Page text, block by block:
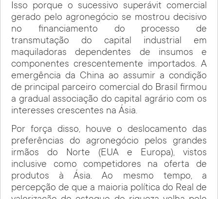
Isso porque o sucessivo superávit comercial
gerado pelo agronegócio se mostrou decisivo
no financiamento do processo de
transmutação do capital industrial em
maquiladoras dependentes de insumos e
componentes crescentemente importados. A
emergência da China ao assumir a condição
de principal parceiro comercial do Brasil firmou
a gradual associação do capital agrário com os
interesses crescentes na Ásia.
Por força disso, houve o deslocamento das
preferências do agronegócio pelos grandes
irmãos do Norte (EUA e Europa), vistos
inclusive como competidores na oferta de
produtos à Ásia. Ao mesmo tempo, a
percepção de que a maioria política do Real de